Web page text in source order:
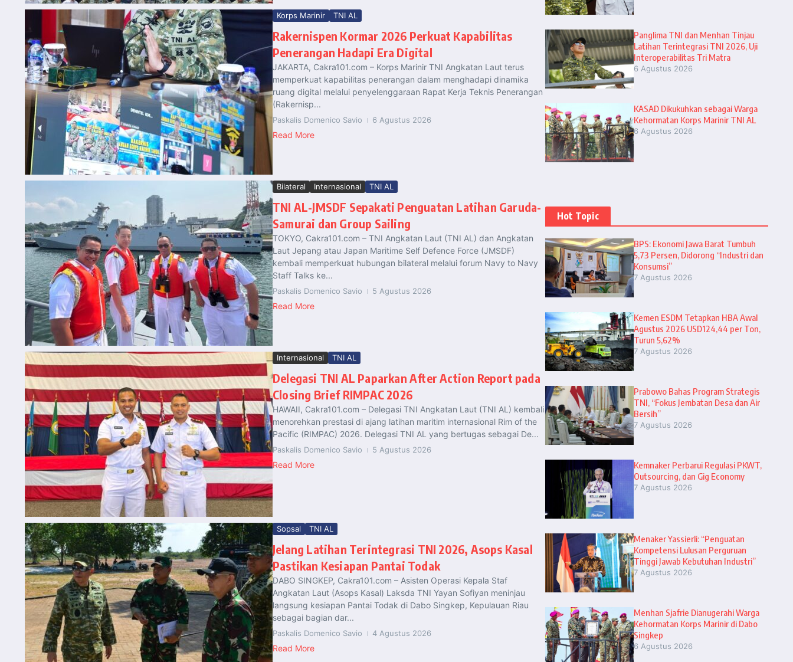
Korps Marinir TNI AL
Rakernispen Kormar 2026 Perkuat Kapabilitas
Penerangan Hadapi Era Digital
JAKARTA, Cakra101.com – Korps Marinir TNI Angkatan Laut terus
memperkuat kapabilitas penerangan dalam menghadapi dinamika
ruang digital melalui penyelenggaraan Rapat Kerja Teknis Penerangan
(Rakernisp...
Paskalis Domenico Savio 6 Agustus 2026
Read More
Bilateral Internasional TNI AL
TNI AL-JMSDF Sepakati Penguatan Latihan Garuda-
Samurai dan Group Sailing
TOKYO, Cakra101.com – TNI Angkatan Laut (TNI AL) dan Angkatan
Laut Jepang atau Japan Maritime Self Defence Force (JMSDF)
kembali memperkuat hubungan bilateral melalui forum Navy to Navy
Staff Talks ke...
Paskalis Domenico Savio 5 Agustus 2026
Read More
Internasional TNI AL
Delegasi TNI AL Paparkan After Action Report pada
Closing Brief RIMPAC 2026
HAWAII, Cakra101.com – Delegasi TNI Angkatan Laut (TNI AL) kembali
menorehkan prestasi di ajang latihan maritim internasional Rim of the
Pacific (RIMPAC) 2026. Delegasi TNI AL yang bertugas sebagai De...
Paskalis Domenico Savio 5 Agustus 2026
Read More
Sopsal TNI AL
Jelang Latihan Terintegrasi TNI 2026, Asops Kasal
Pastikan Kesiapan Pantai Todak
DABO SINGKEP, Cakra101.com – Asisten Operasi Kepala Staf
Angkatan Laut (Asops Kasal) Laksda TNI Yayan Sofiyan meninjau
langsung kesiapan Pantai Todak di Dabo Singkep, Kepulauan Riau
sebagai bagian dar...
Paskalis Domenico Savio 4 Agustus 2026
Read More
Panglima TNI dan Menhan Tinjau
Latihan Terintegrasi TNI 2026, Uji
Interoperabilitas Tri Matra
6 Agustus 2026
KASAD Dikukuhkan sebagai Warga
Kehormatan Korps Marinir TNI AL
6 Agustus 2026
Hot Topic
BPS: Ekonomi Jawa Barat Tumbuh
5,73 Persen, Didorong “Industri dan
Konsumsi”
7 Agustus 2026
Kemen ESDM Tetapkan HBA Awal
Agustus 2026 USD124,44 per Ton,
Turun 5,62%
7 Agustus 2026
Prabowo Bahas Program Strategis
TNI, “Fokus Jembatan Desa dan Air
Bersih”
7 Agustus 2026
Kemnaker Perbarui Regulasi PKWT,
Outsourcing, dan Gig Economy
7 Agustus 2026
Menaker Yassierli: “Penguatan
Kompetensi Lulusan Perguruan
Tinggi Jawab Kebutuhan Industri”
7 Agustus 2026
Menhan Sjafrie Dianugerahi Warga
Kehormatan Korps Marinir di Dabo
Singkep
6 Agustus 2026